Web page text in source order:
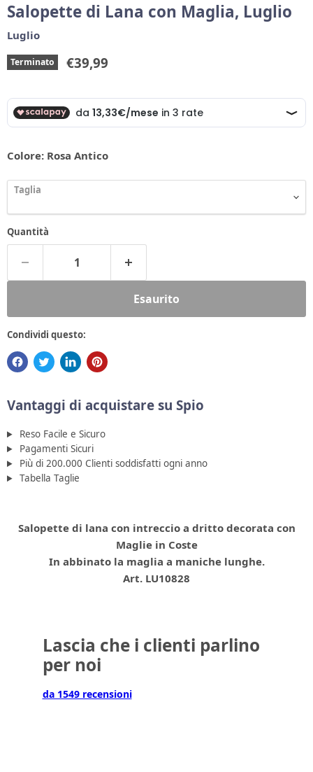
Salopette di Lana con Maglia, Luglio
Luglio
Terminato Prezzo corrente
€39,99
Colore: Rosa Antico
Taglia
Quantità
Esaurito
Condividi questo:
Vantaggi di acquistare su Spio
Reso Facile e Sicuro
Pagamenti Sicuri
Più di 200.000 Clienti soddisfatti ogni anno
Tabella Taglie
Salopette di lana con intreccio a dritto decorata con
Maglie in Coste
In abbinato la maglia a maniche lunghe.
Art. LU10828
Lascia che i clienti parlino
per noi
da 1549 recensioni